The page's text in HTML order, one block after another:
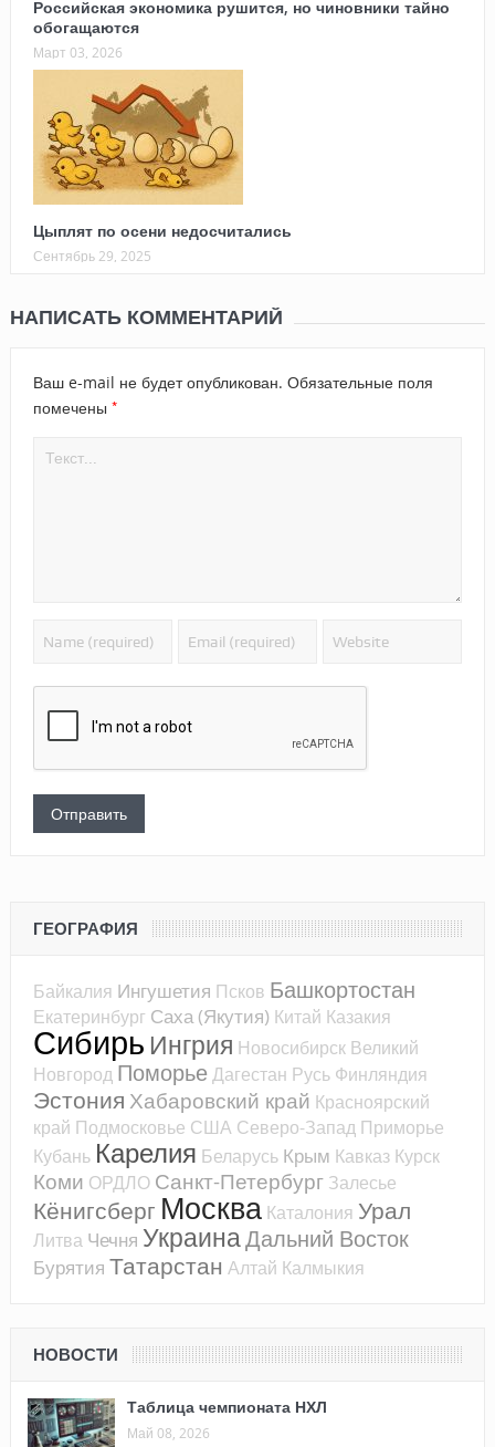
Российская экономика рушится, но чиновники тайно
обогащаются
Март 03, 2026
Цыплят по осени недосчитались
Сентябрь 29, 2025
НАПИСАТЬ КОММЕНТАРИЙ
Ваш e-mail не будет опубликован. Обязательные поля
помечены *
ГЕОГРАФИЯ
Байкалия Ингушетия Псков Башкортостан
Екатеринбург Саха (Якутия) Китай Казакия
Сибирь Ингрия Новосибирск Великий
Новгород ПоморьеДагестан Русь Финляндия
Эстония Хабаровский край Красноярский
край Подмосковье США Северо-Запад Приморье
Кубань Карелия Беларусь Крым Кавказ Курск
Коми ОРДЛО Санкт-Петербург Залесье
Кёнигсберг Москва Каталония Урал
Литва Чечня УкраинаДальний Восток
Бурятия Татарстан Алтай Калмыкия
НОВОСТИ
Таблица чемпионата НХЛ
Май 08, 2026